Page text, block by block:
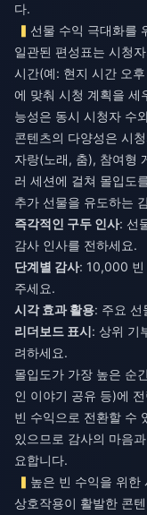
다.
선물 수익 극대화를
일관된 편성표는 시청
시간(예: 현지 시간 오
에 맞춰 시청 계획을 세
능성은 동시 시청자 수
콘텐츠의 다양성은 시
자랑(노래, 춤), 참여형
러 세션에 걸쳐 몰입도
추가 선물을 유도하는
즉각적인 구두 인사: 선
감사 인사를 전하세요.
단계별 감사: 10,000 빈
주세요.
시각 효과 활용: 주요 선
리더보드 표시: 상위 기
려하세요.
몰입도가 가장 높은 순
인 이야기 공유 등)에
빈 수익으로 전환할 수
있으므로 감사의 마음
요합니다.
높은 빈 수익을 위한
상호작용이 활발한 콘